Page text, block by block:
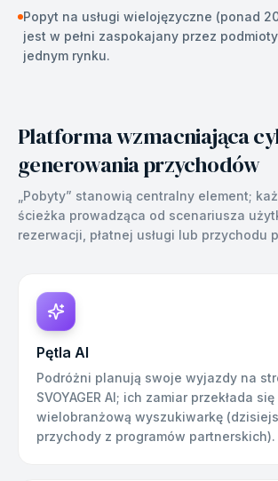
Popyt na usługi wielojęzyczne (ponad
jest w pełni zaspokajany przez
jednym rynku.
Platforma wzmacniająca
generowania przychodów
„Pobyty” stanowią centralny element;
ścieżka prowadząca od scenariusza
rezerwacji, płatnej usługi lub przychodu
Pętla AI
Podróżni planują swoje wyjazdy na
SVOYAGER AI; ich zamiar przekłada się
wielobranżową wyszukiwarkę
przychody z programów partnerskich).